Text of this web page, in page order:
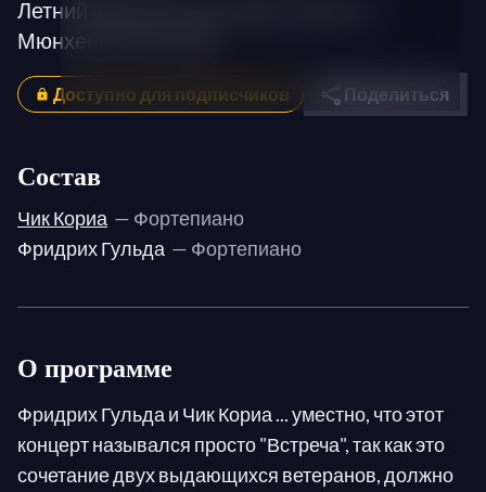
Летний фортепианный фестиваль в
Мюнхене 1982 года
Доступно для подписчиков Поделиться
Состав
Чик Кориа — Фортепиано
Фридрих Гульда — Фортепиано
О программе
Фридрих Гульда и Чик Кориа ... уместно, что этот
концерт назывался просто "Встреча", так как это
сочетание двух выдающихся ветеранов, должно